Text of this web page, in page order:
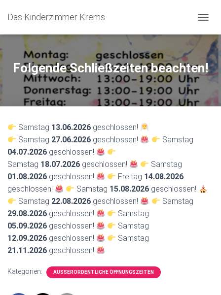
Das Kinderzimmer Krems
A
G
A
O
T
E
Folgende Schließzeiten beachten!
Samstag 13.06.2026 geschlossen!
Samstag 27.06.2026 geschlossen!
Samstag
04.07.2026 geschlossen!
Samstag 18.07.2026 geschlossen!
Samstag
01.08.2026 geschlossen! Freitag 14.08.2026
geschlossen!
Samstag 15.08.2026 geschlossen!
Samstag 22.08.2026 geschlossen!
Samstag
29.08.2026 geschlossen!
Samstag
05.09.2026 geschlossen!
Samstag
12.09.2026 geschlossen!
Samstag
21.11.2026 geschlossen!
Kategorien: AUSSERORDENTLICHE ÖFFNUNGSZEITEN